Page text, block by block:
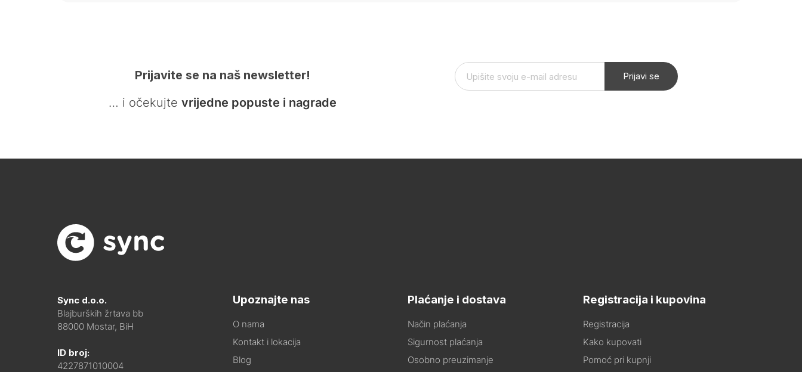
Prijavite se na naš newsletter!
… i očekujte vrijedne popuste i nagrade
Prijavi se
Sync d.o.o.
Blajburških žrtava bb
88000 Mostar, BiH
ID broj:
4227871010004
Upoznajte nas
O nama
Kontakt i lokacija
Blog
Plaćanje i dostava
Način plaćanja
Sigurnost plaćanja
Osobno preuzimanje
Registracija i kupovina
Registracija
Kako kupovati
Pomoć pri kupnji